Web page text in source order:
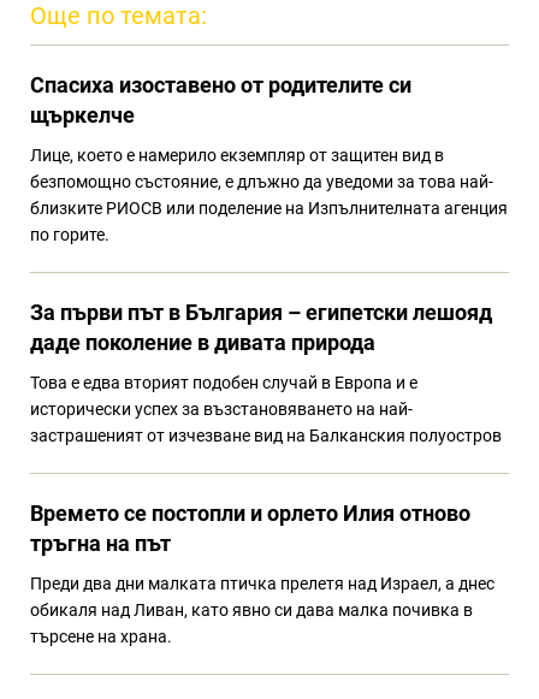
Още по темата:
Спасиха изоставено от родителите си
щъркелче
Лице, което е намерило екземпляр от защитен вид в
безпомощно състояние, е длъжно да уведоми за това най-
близките РИОСВ или поделение на Изпълнителната агенция
по горите.
За първи път в България – египетски лешояд
даде поколение в дивата природа
Това е едва вторият подобен случай в Европа и е
исторически успех за възстановяването на най-
застрашеният от изчезване вид на Балканския полуостров
Времето се постопли и орлето Илия отново
тръгна на път
Преди два дни малката птичка прелетя над Израел, а днес
обикаля над Ливан, като явно си дава малка почивка в
търсене на храна.